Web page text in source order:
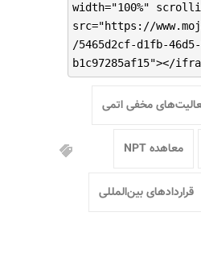
width="100%"
src="https://
/5465d2cf-d1fb-46d5-
b1c97285af15"></
مخفی اتمی
معاهده NPT
قراردادهای بین‌المللی